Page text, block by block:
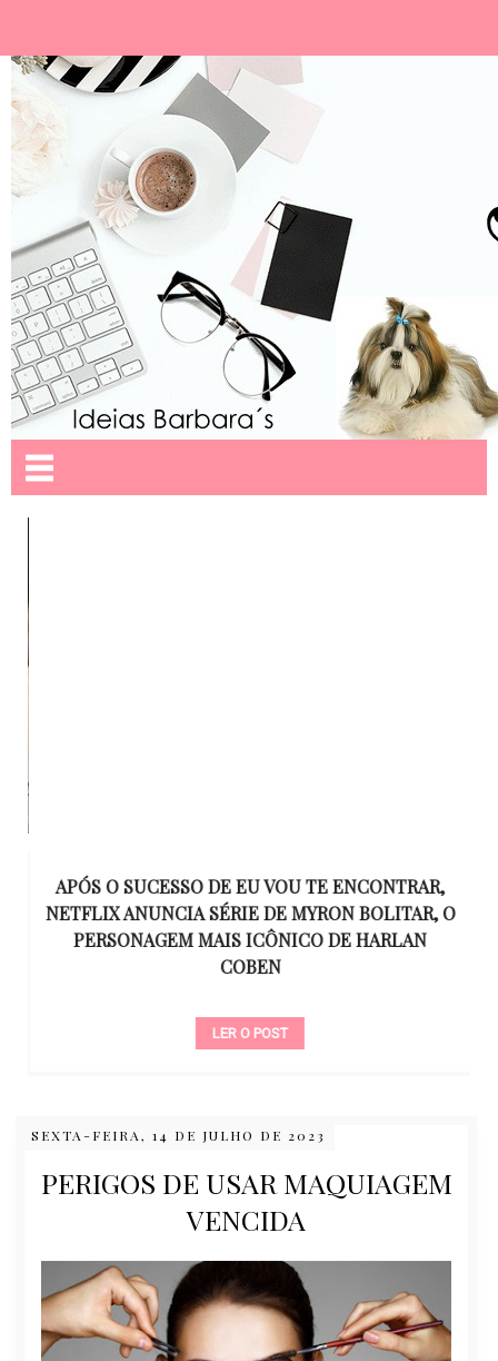
APÓS O SUCESSO DE EU VOU TE ENCONTRAR,
NETFLIX ANUNCIA SÉRIE DE MYRON BOLITAR, O
PERSONAGEM MAIS ICÔNICO DE HARLAN
COBEN
LER O POST
SEXTA-FEIRA, 14 DE JULHO DE 2023
PERIGOS DE USAR MAQUIAGEM
VENCIDA